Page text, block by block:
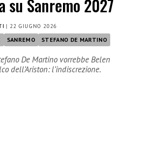
su Sanremo 2027
|22 GIUGNO 2026
SANREMO STEFANO DE MARTINO
De Martino vorrebbe Belen
dell’Ariston: l’indiscrezione.